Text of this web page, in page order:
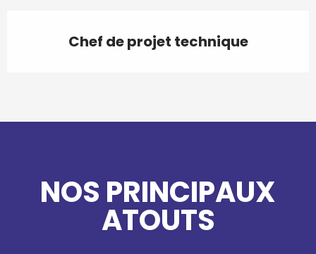
Chef de projet technique
NOS PRINCIPAUX
ATOUTS